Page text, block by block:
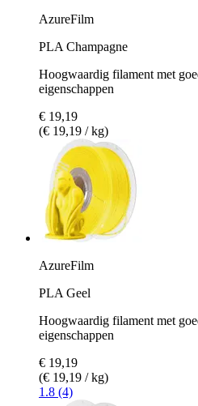
AzureFilm
PLA Champagne
Hoogwaardig filament met
eigenschappen
€ 19,19
(€ 19,19 / kg)
AzureFilm
PLA Geel
Hoogwaardig filament met
eigenschappen
€ 19,19
(€ 19,19 / kg)
1.8 (4)